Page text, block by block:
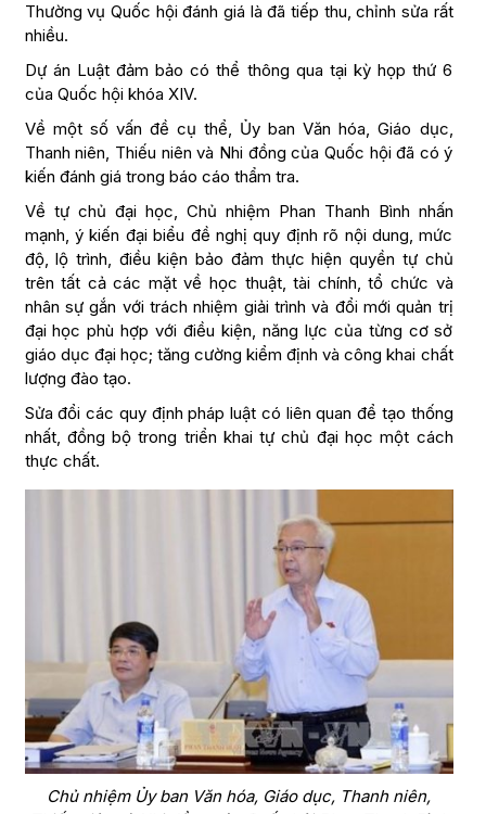
Thường vụ Quốc hội đánh giá là đã tiếp thu, chỉnh sửa rất
nhiều.
Dự án Luật đảm bảo có thể thông qua tại kỳ họp thứ 6
của Quốc hội khóa XIV.
Về một số vấn đề cụ thể, Ủy ban Văn hóa, Giáo dục,
Thanh niên, Thiếu niên và Nhi đồng của Quốc hội đã có ý
kiến đánh giá trong báo cáo thẩm tra.
Về tự chủ đại học, Chủ nhiệm Phan Thanh Bình nhấn
mạnh, ý kiến đại biểu đề nghị quy định rõ nội dung, mức
độ, lộ trình, điều kiện bảo đảm thực hiện quyền tự chủ
trên tất cả các mặt về học thuật, tài chính, tổ chức và
nhân sự gắn với trách nhiệm giải trình và đổi mới quản trị
đại học phù hợp với điều kiện, năng lực của từng cơ sở
giáo dục đại học; tăng cường kiểm định và công khai chất
lượng đào tạo.
Sửa đổi các quy định pháp luật có liên quan để tạo thống
nhất, đồng bộ trong triển khai tự chủ đại học một cách
thực chất.
Chủ nhiệm Ủy ban Văn hóa, Giáo dục, Thanh niên,